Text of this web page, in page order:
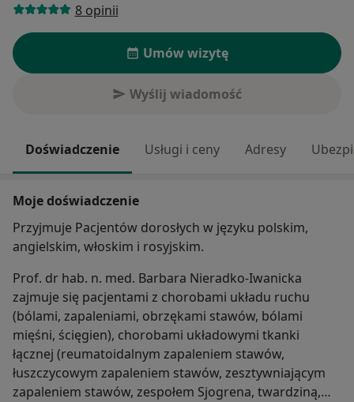
8 opinii
Umów wizytę
Wyślij wiadomość
Doświadczenie Usługi i ceny Adresy
Moje doświadczenie
Przyjmuje Pacjentów dorosłych w języku polskim,
angielskim, włoskim i rosyjskim.
Prof. dr hab. n. med. Barbara Nieradko-Iwanicka
zajmuje się pacjentami z chorobami układu ruchu
(bólami, zapaleniami, obrzękami stawów, bólami
mięśni, ścięgien), chorobami układowymi tkanki
łącznej (reumatoidalnym zapaleniem stawów,
łuszczycowym zapaleniem stawów, zesztywniającym
zapaleniem stawów, zespołem Sjogrena, twardziną,